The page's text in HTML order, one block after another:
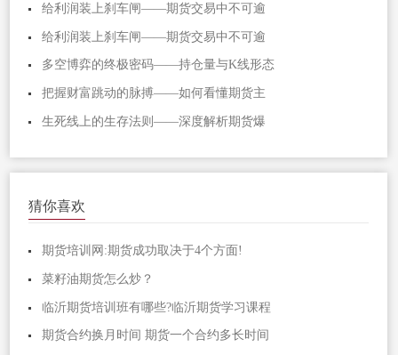
给利润装上刹车闸——期货交易中不可逾
给利润装上刹车闸——期货交易中不可逾
多空博弈的终极密码——持仓量与K线形态
把握财富跳动的脉搏——如何看懂期货主
生死线上的生存法则——深度解析期货爆
猜你喜欢
期货培训网:期货成功取决于4个方面!
菜籽油期货怎么炒？
临沂期货培训班有哪些?临沂期货学习课程
期货合约换月时间 期货一个合约多长时间